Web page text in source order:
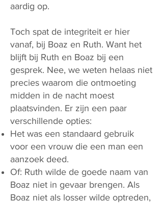
aardig op.
Toch spat de integriteit er hier
vanaf, bij Boaz en Ruth. Want het
blijft bij Ruth en Boaz bij een
gesprek. Nee, we weten helaas niet
precies waarom die ontmoeting
midden in de nacht moest
plaatsvinden. Er zijn een paar
verschillende opties:
Het was een standaard gebruik
voor een vrouw die een man een
aanzoek deed.
Of: Ruth wilde de goede naam van
Boaz niet in gevaar brengen. Als
Boaz niet als losser wilde optreden,